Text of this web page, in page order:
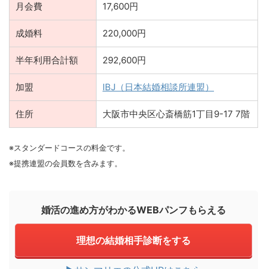
月会費 17,600円
成婚料 220,000円
半年利用合計額 292,600円
加盟 IBJ（日本結婚相談所連盟）
住所 大阪市中央区心斎橋筋1丁目9-17 7階
※スタンダードコースの料金です。
※提携連盟の会員数を含みます。
婚活の進め方がわかるWEBパンフもらえる
理想の結婚相手診断をする